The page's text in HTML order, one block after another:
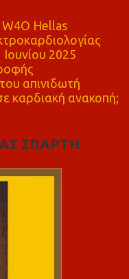
W4O Hellas
2025
απινιδωτή
καρδιακή ανακοπή;
ΣΠΑΡΤΗ